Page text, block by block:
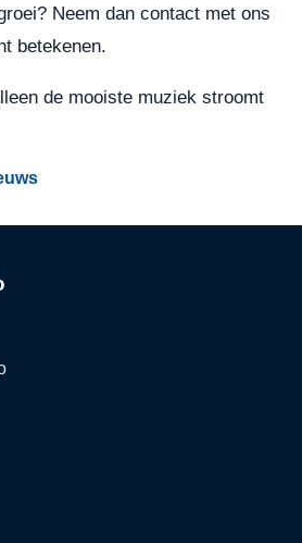
Neem dan contact met ons
betekenen.
de mooiste muziek stroomt